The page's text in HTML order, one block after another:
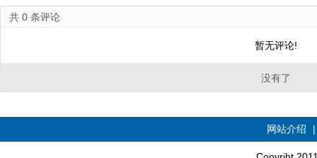
共 0 条评论
暂无评论!
没有了
网站介绍